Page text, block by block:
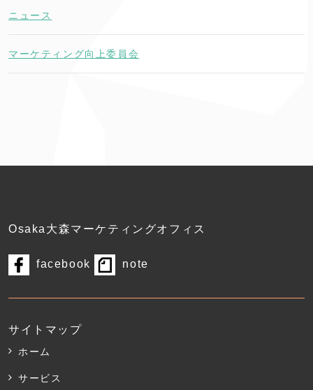
ニュース
マーケティング向上委員会
Osaka大森マーケティングオフィス
facebook note
サイトマップ
ホーム
サービス